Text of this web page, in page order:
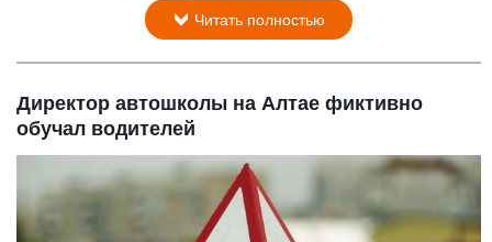
Читать полностью
Директор автошколы на Алтае фиктивно
обучал водителей